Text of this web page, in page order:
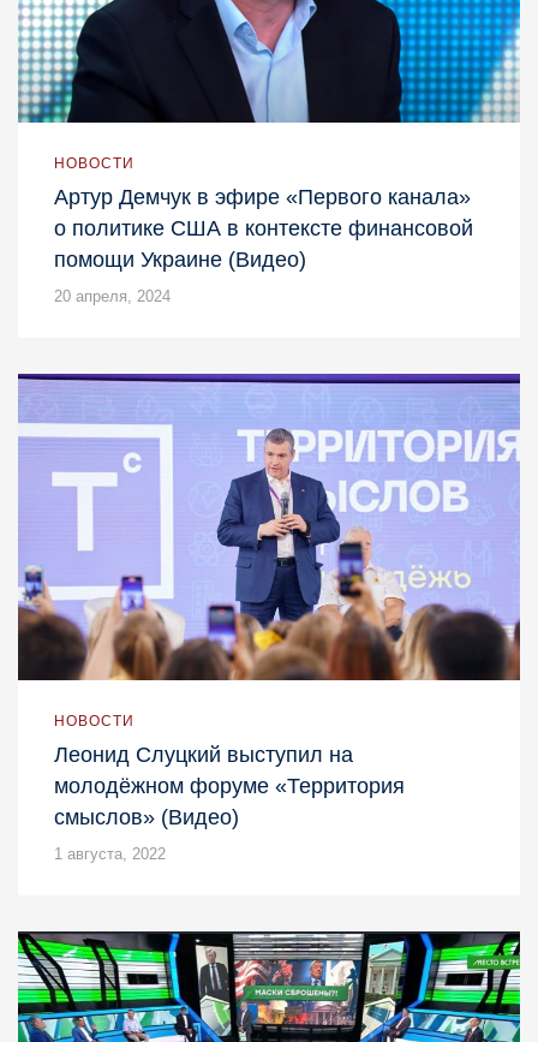
НОВОСТИ
Артур Демчук в эфире «Первого канала»
о политике США в контексте финансовой
помощи Украине (Видео)
20 апреля, 2024
НОВОСТИ
Леонид Слуцкий выступил на
молодёжном форуме «Территория
смыслов» (Видео)
1 августа, 2022